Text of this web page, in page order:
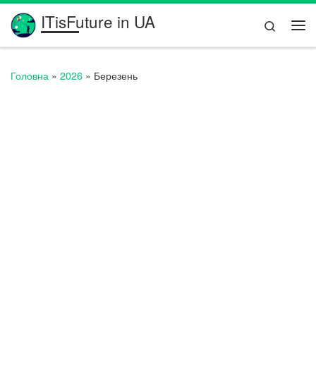
Перейти до вмісту
ITisFuture in UA
Search
Головна » 2026 » Березень